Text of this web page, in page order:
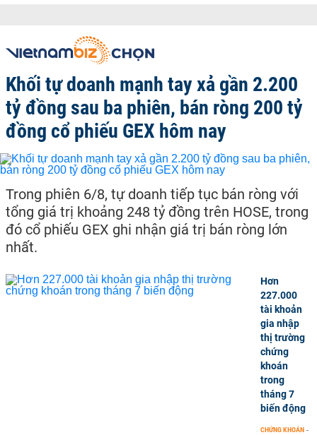
Khối tự doanh mạnh tay xả gần 2.200
tỷ đồng sau ba phiên, bán ròng 200 tỷ
đồng cổ phiếu GEX hôm nay
Trong phiên 6/8, tự doanh tiếp tục bán ròng với
tổng giá trị khoảng 248 tỷ đồng trên HOSE, trong
đó cổ phiếu GEX ghi nhận giá trị bán ròng lớn
nhất.
Hơn
227.000
tài khoản
gia nhập
thị trường
chứng
khoán
trong
tháng 7
biến động
CHỨNG KHOÁN -